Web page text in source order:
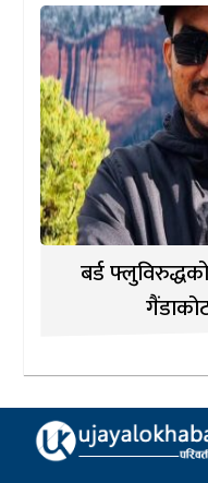
बर्ड